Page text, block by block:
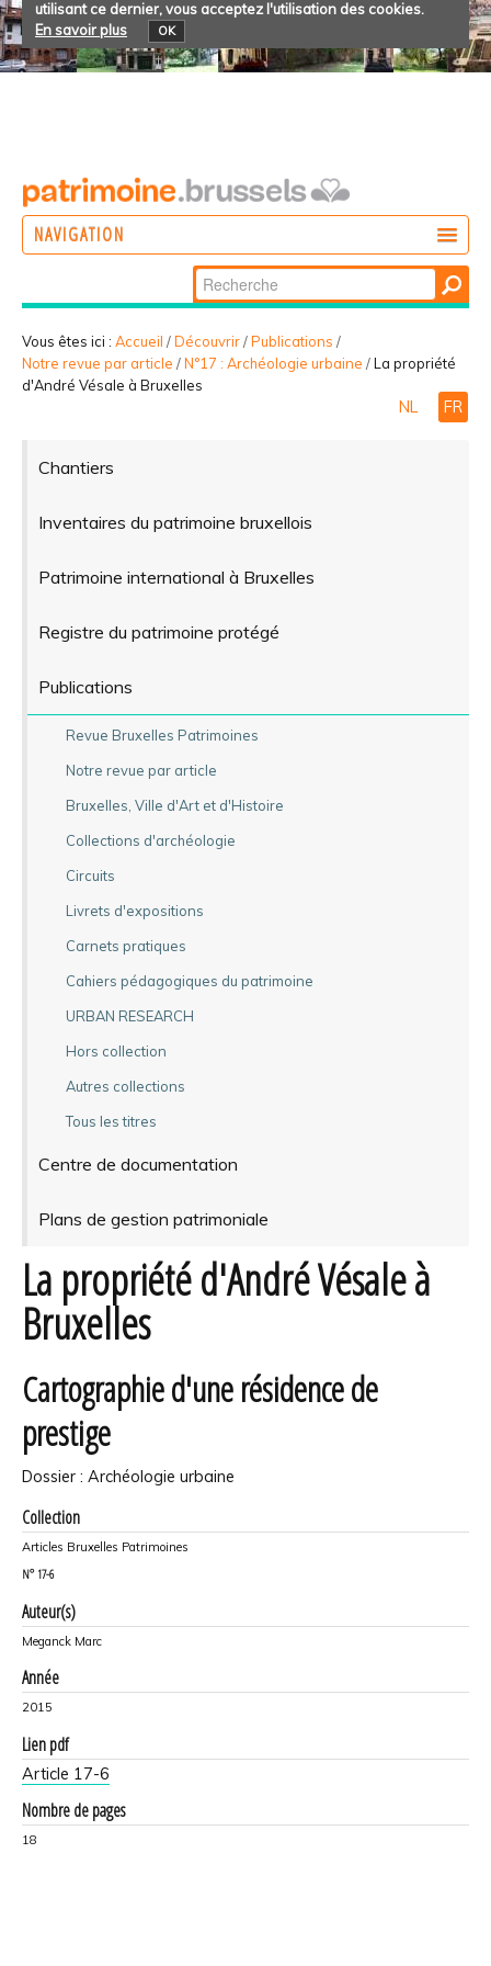
utilisant ce dernier, vous acceptez l'utilisation des cookies.
En savoir plus
OK
NAVIGATION
PARTICIPER
Chercher par
Recherche
avancée…
Vous êtes ici : Accueil /Découvrir/Publications /
Notre revue par article /N°17 : Archéologie urbaine /La propriété
d'André Vésale à Bruxelles
NL FR
Chantiers
Inventaires du patrimoine bruxellois
Patrimoine international à Bruxelles
Registre du patrimoine protégé
Publications
Revue Bruxelles Patrimoines
Notre revue par article
Bruxelles, Ville d'Art et d'Histoire
Collections d'archéologie
Circuits
Livrets d'expositions
Carnets pratiques
Cahiers pédagogiques du patrimoine
URBAN RESEARCH
Hors collection
Autres collections
Tous les titres
Centre de documentation
Plans de gestion patrimoniale
La propriété d'André Vésale à
Bruxelles
Cartographie d'une résidence de
prestige
Dossier : Archéologie urbaine
Collection
Articles Bruxelles Patrimoines
N° 17-6
Auteur(s)
Meganck Marc
Année
2015
Lien pdf
Article 17-6
Nombre de pages
18